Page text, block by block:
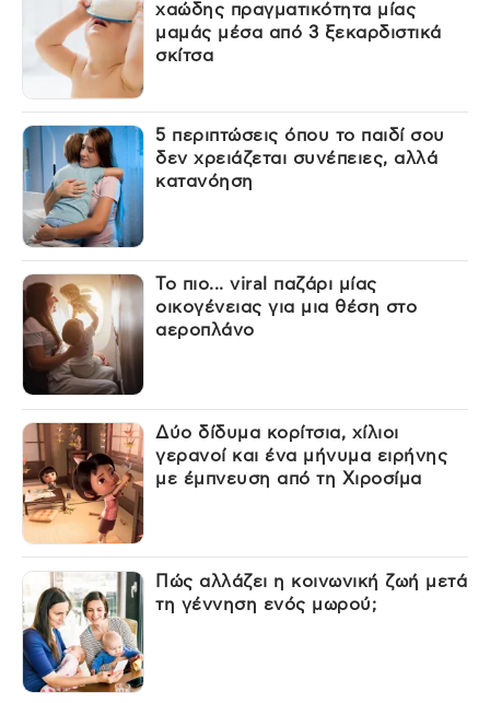
χαώδης πραγματικότητα μίας
μαμάς μέσα από 3 ξεκαρδιστικά
σκίτσα
5 περιπτώσεις όπου το παιδί σου
δεν χρειάζεται συνέπειες, αλλά
κατανόηση
Το πιο... viral παζάρι μίας
οικογένειας για μια θέση στο
αεροπλάνο
Δύο δίδυμα κορίτσια, χίλιοι
γερανοί και ένα μήνυμα ειρήνης
με έμπνευση από τη Χιροσίμα
Πώς αλλάζει η κοινωνική ζωή μετά
τη γέννηση ενός μωρού;